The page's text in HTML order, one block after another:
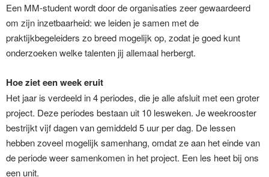
Een MM-student wordt door de organisaties zeer gewaardeerd
om zijn inzetbaarheid: we leiden je samen met de
praktijkbegeleiders zo breed mogelijk op, zodat je goed kunt
onderzoeken welke talenten jij allemaal herbergt.
Hoe ziet een week eruit
Het jaar is verdeeld in 4 periodes, die je alle afsluit met een groter
project. Deze periodes bestaan uit 10 lesweken. Je weekrooster
bestrijkt vijf dagen van gemiddeld 5 uur per dag. De lessen
hebben zoveel mogelijk samenhang, omdat ze aan het einde van
de periode weer samenkomen in het project. Een les heet bij ons
een unit.